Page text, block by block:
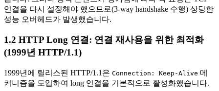
연결을 다시 설정해야 했으므로(3-way handshake 수행) 상당한
성능 오버헤드가 발생했습니다.
1.2 HTTP Long 연결: 연결 재사용을 위한 최적화
(1999년 HTTP/1.1)
1999년에 릴리스된 HTTP/1.1은 Connection: Keep-Alive 메
커니즘을 도입하여 long 연결을 기본적으로 활성화했습니다.